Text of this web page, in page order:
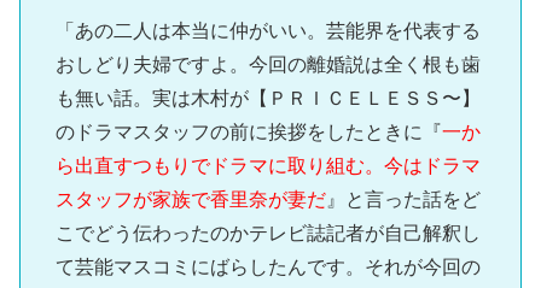
「あの二人は本当に仲がいい。芸能界を代表する
おしどり夫婦ですよ。今回の離婚説は全く根も歯
も無い話。実は木村が【ＰＲＩＣＥＬＥＳＳ〜】
のドラマスタッフの前に挨拶をしたときに『一か
ら出直すつもりでドラマに取り組む。今はドラマ
スタッフが家族で香里奈が妻だ』と言った話をど
こでどう伝わったのかテレビ誌記者が自己解釈し
て芸能マスコミにばらしたんです。それが今回の